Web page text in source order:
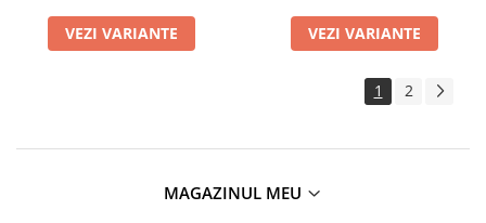
VEZI VARIANTE VEZI VARIANTE
1 2
MAGAZINUL MEU